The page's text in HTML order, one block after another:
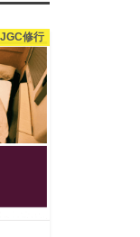
修行